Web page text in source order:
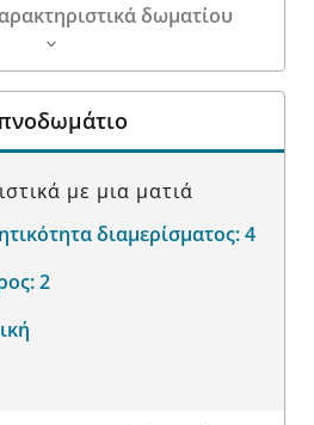
δωματίου
με μια ματιά
διαμερίσματος:4
2